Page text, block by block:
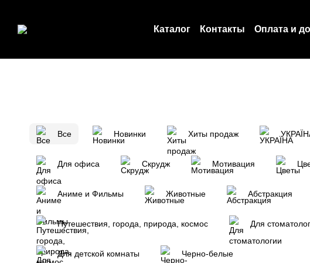
Каталог Контакты Оплата и
Все Новинки Хиты продаж
Для офиса Скрудж Мотивация
Аниме и Фильмы Животные Абстракция
Путешествия, города, природа, космос Для
Для детской комнаты Черно-белые